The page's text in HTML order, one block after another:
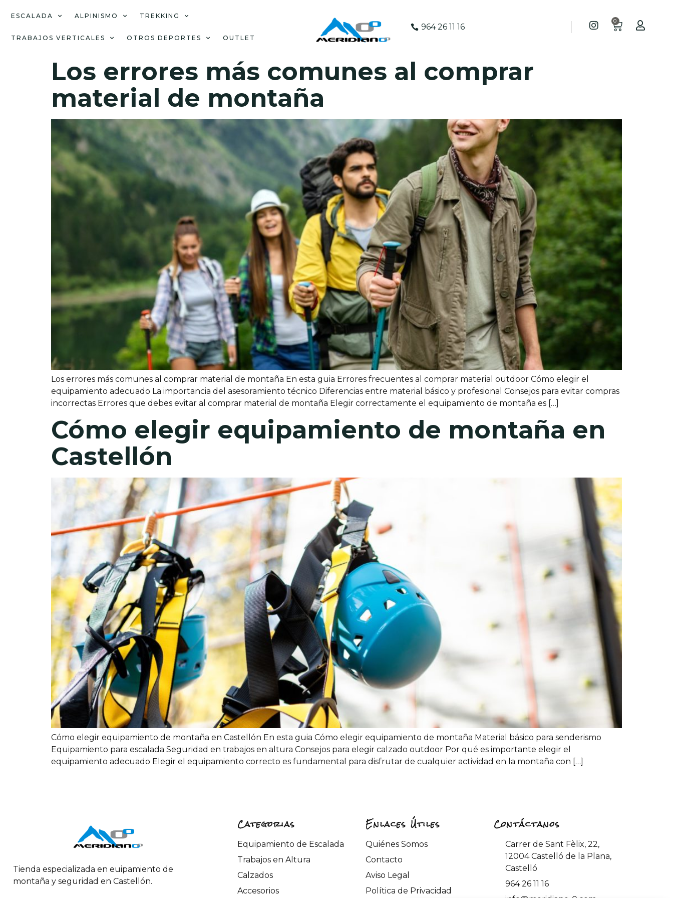
ESCALADA ALPINISMO TREKKING
TRABAJOS VERTICALES OTROS DEPORTES OUTLET
964 26 11 16
0
Los errores más comunes al comprar
material de montaña
Los errores más comunes al comprar material de montaña En esta guia Errores frecuentes al comprar material outdoor Cómo elegir el
equipamiento adecuado La importancia del asesoramiento técnico Diferencias entre material básico y profesional Consejos para evitar compras
incorrectas Errores que debes evitar al comprar material de montaña Elegir correctamente el equipamiento de montaña es […]
Cómo elegir equipamiento de montaña en
Castellón
Cómo elegir equipamiento de montaña en Castellón En esta guia Cómo elegir equipamiento de montaña Material básico para senderismo
Equipamiento para escalada Seguridad en trabajos en altura Consejos para elegir calzado outdoor Por qué es importante elegir el
equipamiento adecuado Elegir el equipamiento correcto es fundamental para disfrutar de cualquier actividad en la montaña con […]
Tienda especializada en euipamiento de
montaña y seguridad en Castellón.
Categorias
Equipamiento de Escalada
Trabajos en Altura
Calzados
Accesorios
Enlaces Útiles
Quiénes Somos
Contacto
Aviso Legal
Política de Privacidad
Contáctanos
Carrer de Sant Fèlix, 22,
12004 Castelló de la Plana,
Castelló
964 26 11 16